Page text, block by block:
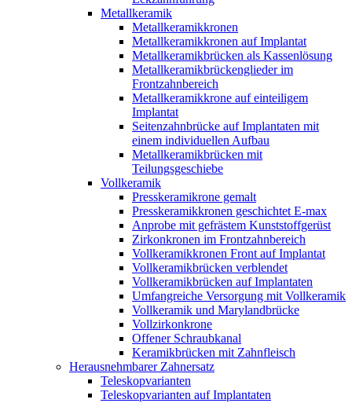
Metallkeramik
Metallkeramikkronen
Metallkeramikkronen auf Implantat
Metallkeramikbrücken als Kassenlösung
Metallkeramikbrückenglieder im
Frontzahnbereich
Metallkeramikkrone auf einteiligem
Implantat
Seitenzahnbrücke auf Implantaten mit
einem individuellen Aufbau
Metallkeramikbrücken mit
Teilungsgeschiebe
Vollkeramik
Presskeramikrone gemalt
Presskeramikkronen geschichtet E-max
Anprobe mit gefrästem Kunststoffgerüst
Zirkonkronen im Frontzahnbereich
Vollkeramikkronen Front auf Implantat
Vollkeramikbrücken verblendet
Vollkeramikbrücken auf Implantaten
Umfangreiche Versorgung mit Vollkeramik
Vollkeramik und Marylandbrücke
Vollzirkonkrone
Offener Schraubkanal
Keramikbrücken mit Zahnfleisch
Herausnehmbarer Zahnersatz
Teleskopvarianten
Teleskopvarianten auf Implantaten